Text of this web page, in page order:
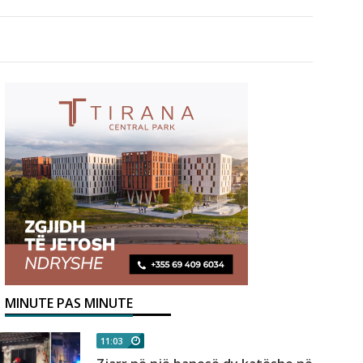
MINUTE PAS MINUTE
11:03